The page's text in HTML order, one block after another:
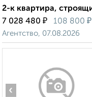
2-к квартира,
7 028 480 ₽ 108 800 ₽
Агентство, 07.08.2026
‹